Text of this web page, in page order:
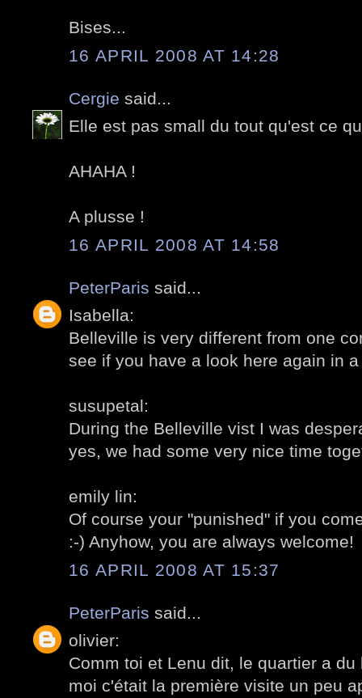
Bises...
16 APRIL 2008 AT 14:28
Cergie said...
Elle est pas small du tout qu'est ce
AHAHA !
A plusse !
16 APRIL 2008 AT 14:58
PeterParis said...
Isabella:
Belleville is very different from one
see if you have a look here again in
susupetal:
During the Belleville vist I was
yes, we had some very nice time
emily lin:
Of course your "punished" if you
:-) Anyhow, you are always welcome!
16 APRIL 2008 AT 15:37
PeterParis said...
olivier:
Comm toi et Lenu dit, le quartier a
moi c'était la première visite un peu